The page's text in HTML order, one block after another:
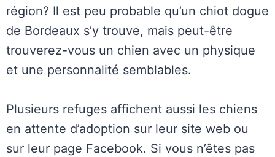
région? Il est peu probable qu’un chiot dogue
de Bordeaux s’y trouve, mais peut-être
trouverez-vous un chien avec un physique
et une personnalité semblables.
Plusieurs refuges affichent aussi les chiens
en attente d’adoption sur leur site web ou
sur leur page Facebook. Si vous n’êtes pas